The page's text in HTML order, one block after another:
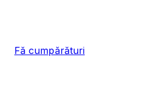
Fă cumpărături